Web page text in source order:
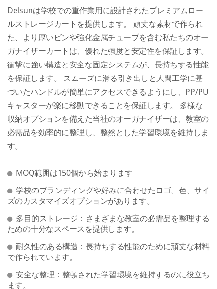
Delsunは学校での重作業用に設計されたプレミアムロー
ルストレージカートを提供します。 頑丈な素材で作られ
た、より厚いビンや強化金属チューブを含む私たちのオー
ガナイザーカートは、優れた強度と安定性を保証します。
衝撃に強い構造と安全な固定システムが、長持ちする性能
を保証します。 スムーズに滑る引き出しと人間工学に基
づいたハンドルが簡単にアクセスできるようにし、PP/PU
キャスターが楽に移動できることを保証します。 多様な
収納オプションを備えた当社のオーガナイザーは、教室の
必需品を効率的に整理し、整然とした学習環境を維持しま
す。
MOQ範囲は150個から始まります
学校のブランディングや好みに合わせたロゴ、色、サイ
ズのカスタマイズオプションがあります。
多目的ストレージ：さまざまな教室の必需品を整理する
ための十分なスペースを提供します。
耐久性のある構造：長持ちする性能のために頑丈な材料
で作られています。
安全な整理：整頓された学習環境を維持するのに役立ち
ます。